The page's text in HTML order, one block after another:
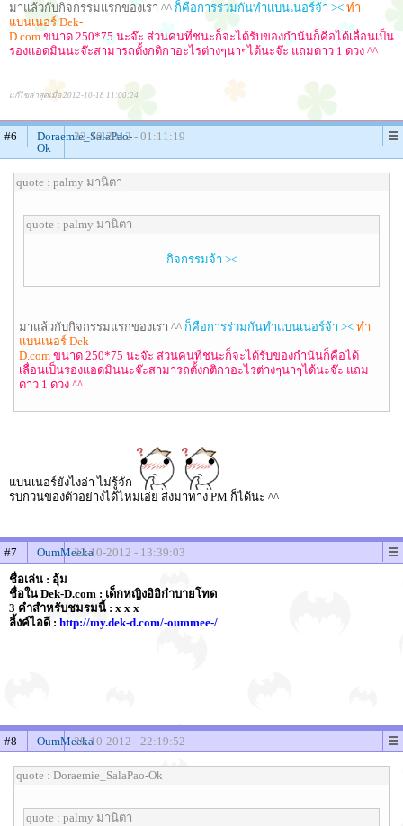
มาแล้วกับกิจกรรมแรกของเรา ^^ ก็คือการร่วมกันทำแบนเนอร์จ้า >< ทำ
แบนเนอร์ Dek-
D.com ขนาด 250*75 นะจ๊ะ ส่วนคนที่ชนะก็จะได้รับของกำนันก็คือได้เลื่อนเป็น
รองแอดมินนะจ๊ะสามารถตั้งกติกาอะไรต่างๆนาๆได้นะจ๊ะ แถมดาว 1 ดวง ^^
แก้ไขล่าสุดเมื่อ 2012-10-18 11:00:24
#6
Doraemie_SalaPao-
Ok
22-10-2012 - 01:11:19
quote : palmy มานิตา
quote : palmy มานิตา
กิจกรรมจ้า ><
มาแล้วกับกิจกรรมแรกของเรา ^^ ก็คือการร่วมกันทำแบนเนอร์จ้า >< ทำ
แบนเนอร์ Dek-
D.com ขนาด 250*75 นะจ๊ะ ส่วนคนที่ชนะก็จะได้รับของกำนันก็คือได้
เลื่อนเป็นรองแอดมินนะจ๊ะสามารถตั้งกติกาอะไรต่างๆนาๆได้นะจ๊ะ แถม
ดาว 1 ดวง ^^
แบนเนอร์ยังไงอ่า ไม่รู้จัก
รบกวนของตัวอย่างได้ไหมเอ่ย ส่งมาทาง PM ก็ได้นะ ^^
#7 OumMeeka22-10-2012 - 13:39:03
ชื่อเล่น : อุ้ม
ชื่อใน Dek-D.com : เด็กหญิงอิอิกำบายโทด
3 คำสำหรับชมรมนี้ : x x x
ลิ้งค์ไอดี : http://my.dek-d.com/-oummee-/
#8 OumMeeka28-10-2012 - 22:19:52
quote : Doraemie_SalaPao-Ok
quote : palmy มานิตา